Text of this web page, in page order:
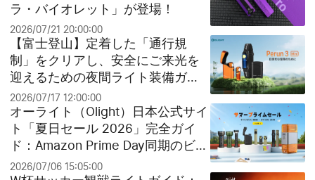
ラ・バイオレット」が登場！
2026/07/21 20:00:00
【富士登山】定着した「通行規
制」をクリアし、安全にご来光を
迎えるための夜間ライト装備ガイ
ド
2026/07/17 12:00:00
オーライト（Olight）日本公式サイ
ト「夏日セール 2026」完全ガイ
ド：Amazon Prime Day同期のビッ
グセールとお得なクリアランス祭
2026/07/06 15:05:00